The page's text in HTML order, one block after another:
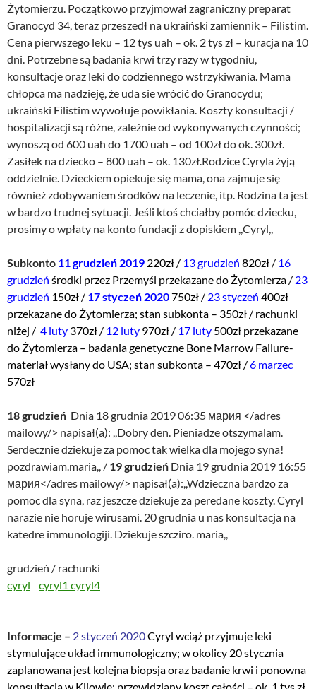
Żytomierzu. Początkowo przyjmował zagraniczny preparat
Granocyd 34, teraz przeszedł na ukraiński zamiennik – Filistim.
Cena pierwszego leku – 12 tys uah – ok. 2 tys zł – kuracja na 10
dni. Potrzebne są badania krwi trzy razy w tygodniu,
konsultacje oraz leki do codziennego wstrzykiwania. Mama
chłopca ma nadzieję, że uda sie wrócić do Granocydu;
ukraiński Filistim wywołuje powikłania. Koszty konsultacji /
hospitalizacji są różne, zależnie od wykonywanych czynności;
wynoszą od 600 uah do 1700 uah – od 100zł do ok. 300zł.
Zasiłek na dziecko – 800 uah – ok. 130zł.Rodzice Cyryla żyją
oddzielnie. Dzieckiem opiekuje się mama, ona zajmuje się
również zdobywaniem środków na leczenie, itp. Rodzina ta jest
w bardzo trudnej sytuacji. Jeśli ktoś chciałby pomóc dziecku,
prosimy o wpłaty na konto fundacji z dopiskiem ,,Cyryl,,
Subkonto 11 grudzień 2019 220zł / 13 grudzień 820zł / 16
grudzień środki przez Przemyśl przekazane do Żytomierza / 23
grudzień 150zł / 17 styczeń 2020750zł / 23 styczeń 400zł
przekazane do Żytomierza; stan subkonta – 350zł / rachunki
niżej / 4 luty 370zł / 12 luty 970zł / 17 luty 500zł przekazane
do Żytomierza – badania genetyczne Bone Marrow Failure-
materiał wysłany do USA; stan subkonta – 470zł /6 marzec
570zł
18 grudzień Dnia 18 grudnia 2019 06:35 мария </adres
mailowy/> napisał(a): ,,Dobry den. Pieniadze otszymalam.
Serdecznie dziekuje za pomoc tak wielka dla mojego syna!
pozdrawiam.maria,, / 19 grudzień Dnia 19 grudnia 2019 16:55
мария</adres mailowy/> napisał(a):,,Wdzieczna bardzo za
pomoc dla syna, raz jeszcze dziekuje za peredane koszty. Cyryl
narazie nie horuje wirusami. 20 grudnia u nas konsultacja na
katedre immunologiji. Dziekuje szcziro. maria,,
grudzień / rachunki
cyryl
cyryl1 cyryl4
Informacje – 2 styczeń 2020Cyryl wciąż przyjmuje leki
stymulujące układ immunologiczny; w okolicy 20 stycznia
zaplanowana jest kolejna biopsja oraz badanie krwi i ponowna